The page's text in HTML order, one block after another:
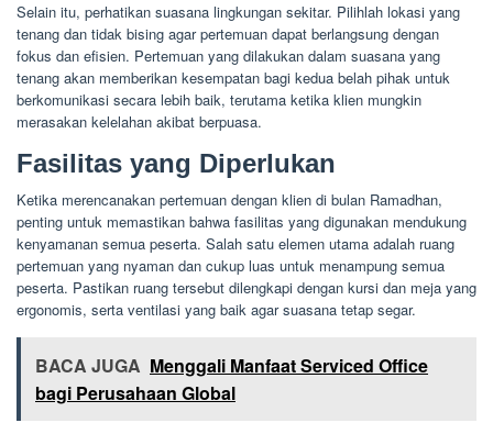
Selain itu, perhatikan suasana lingkungan sekitar. Pilihlah lokasi yang
tenang dan tidak bising agar pertemuan dapat berlangsung dengan
fokus dan efisien. Pertemuan yang dilakukan dalam suasana yang
tenang akan memberikan kesempatan bagi kedua belah pihak untuk
berkomunikasi secara lebih baik, terutama ketika klien mungkin
merasakan kelelahan akibat berpuasa.
Fasilitas yang Diperlukan
Ketika merencanakan pertemuan dengan klien di bulan Ramadhan,
penting untuk memastikan bahwa fasilitas yang digunakan mendukung
kenyamanan semua peserta. Salah satu elemen utama adalah ruang
pertemuan yang nyaman dan cukup luas untuk menampung semua
peserta. Pastikan ruang tersebut dilengkapi dengan kursi dan meja yang
ergonomis, serta ventilasi yang baik agar suasana tetap segar.
BACA JUGA Menggali Manfaat Serviced Office
bagi Perusahaan Global